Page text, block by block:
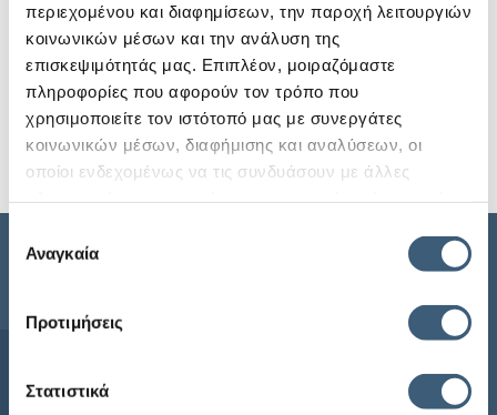
περιεχομένου και διαφημίσεων, την παροχή λειτουργιών
κοινωνικών μέσων και την ανάλυση της
επισκεψιμότητάς μας. Επιπλέον, μοιραζόμαστε
πληροφορίες που αφορούν τον τρόπο που
χρησιμοποιείτε τον ιστότοπό μας με συνεργάτες
κοινωνικών μέσων, διαφήμισης και αναλύσεων, οι
οποίοι ενδεχομένως να τις συνδυάσουν με άλλες
των υπηρεσιών τους.
συγκατάθεσης
Αναγκαία
Προτιμήσεις
Στατιστικά
31 Μαΐου, 2024
Τη δημιουργία έξι νέων προϊόντων που θα καλύπτουν
το «τρίπτυχο» εξαγωγικές πιστώσεις, εγγυήσεις και
χρηματοδότηση για την υποστήριξη της
εξωστρέφειας…
Περισσότερα
Η ECG